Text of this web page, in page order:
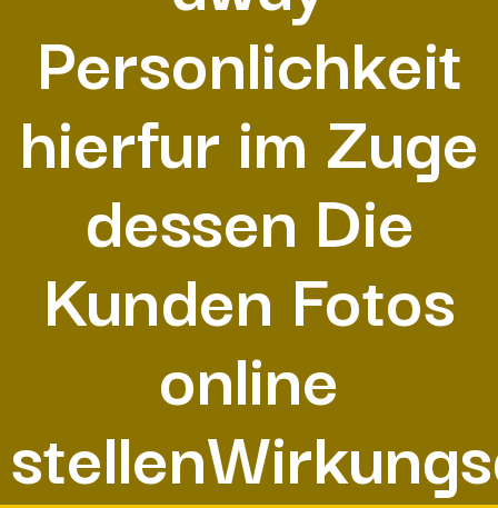
Personlichkeit
hierfur im Zuge
dessen Die
Kunden Fotos
online